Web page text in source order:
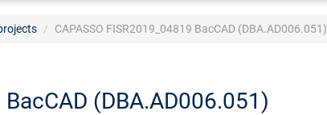
CAPASSO FISR2019_04819 BacCAD (DBA.AD006.051)
(DBA.AD006.051)